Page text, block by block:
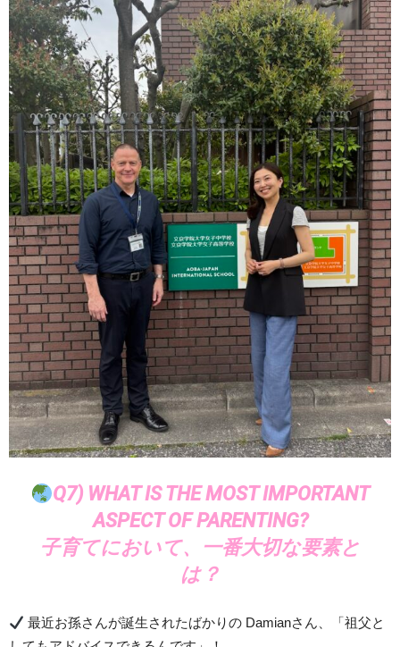
Q7) WHAT IS THE MOST IMPORTANT
ASPECT OF PARENTING?
子育てにおいて、一番大切な要素と
は？
最近お孫さんが誕生されたばかりの Damianさん、「祖父と